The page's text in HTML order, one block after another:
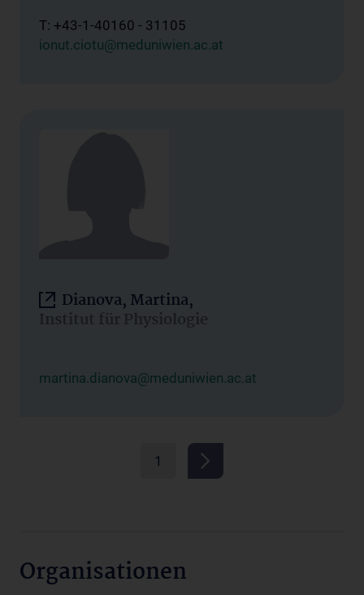
T: +43-1-40160 - 31105
ionut.ciotu@meduniwien.ac.at
Dianova, Martina,
Institut für Physiologie
martina.dianova@meduniwien.ac.at
1
Organisationen